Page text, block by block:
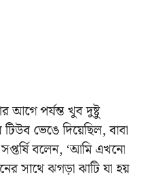
আগে পর্যন্ত খুব দুষ্টু
ভেঙে দিয়েছিল, বাবা
বলেন, ‘আমি এখনো
সাথে ঝগড়া ঝাটি যা হয়